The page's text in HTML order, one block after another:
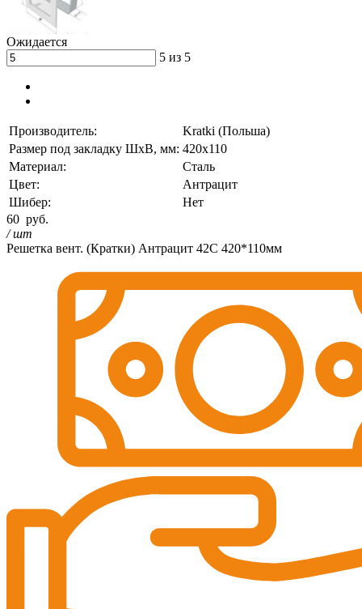
Ожидается
5 из 5
Производитель:
Kratki (Польша)
Размер под закладку ШхВ, мм: 420х110
Материал:
Сталь
Цвет:
Антрацит
Шибер:
Нет
60 руб.
/ шт
Решетка вент. (Кратки) Антрацит 42C 420*110мм